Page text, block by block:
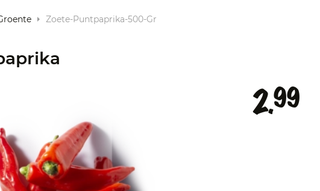
Pincode vergeten
Zoete-Puntpaprika-500-Gr
2.99